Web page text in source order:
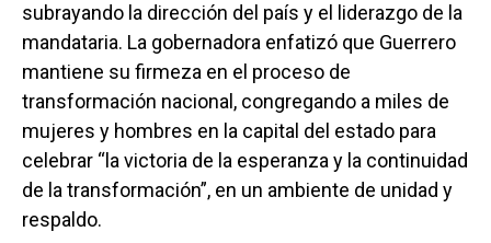
subrayando la dirección del país y el liderazgo de la
mandataria. La gobernadora enfatizó que Guerrero
mantiene su firmeza en el proceso de
transformación nacional, congregando a miles de
mujeres y hombres en la capital del estado para
celebrar “la victoria de la esperanza y la continuidad
de la transformación”, en un ambiente de unidad y
respaldo.